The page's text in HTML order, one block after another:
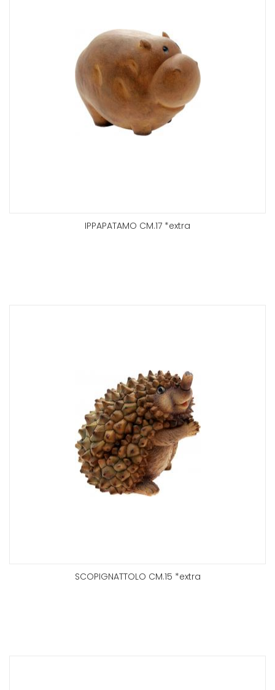
IPPAPATAMO CM.17 *extra
SCOPIGNATTOLO CM.15 *extra